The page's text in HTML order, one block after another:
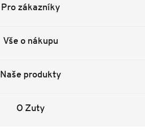
Pro zákazníky
Vše o nákupu
Naše produkty
O Zuty